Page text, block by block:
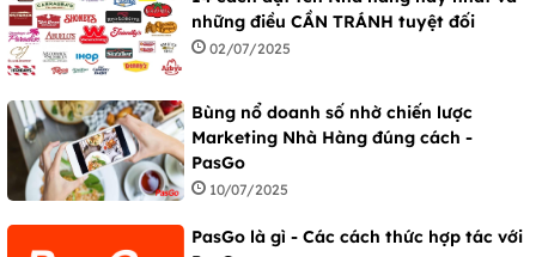
những điều CẦN TRÁNH tuyệt đối
02/07/2025
Bùng nổ doanh số nhờ chiến lược
Marketing Nhà Hàng đúng cách -
PasGo
10/07/2025
PasGo là gì - Các cách thức hợp tác với